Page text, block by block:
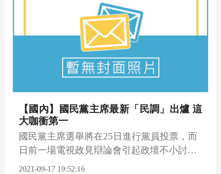
【國內】國民黨主席最新「民調」出爐 這
大咖衝第一
國民黨主席選舉將在25日進行黨員投票，而
日前一場電視政見辯論會引起政壇不小討
論。有網路輿論分析網站就...
2021-09-17 19:52:16